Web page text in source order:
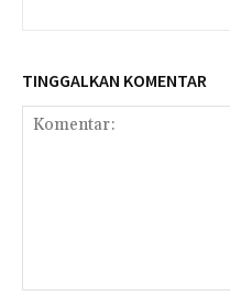
TINGGALKAN KOMENTAR